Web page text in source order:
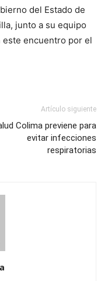
del Estado de
junto a su equipo
este encuentro por el
Artículo siguiente
Colima previene para
evitar infecciones
respiratorias